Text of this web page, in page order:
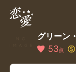
グリーン
53点